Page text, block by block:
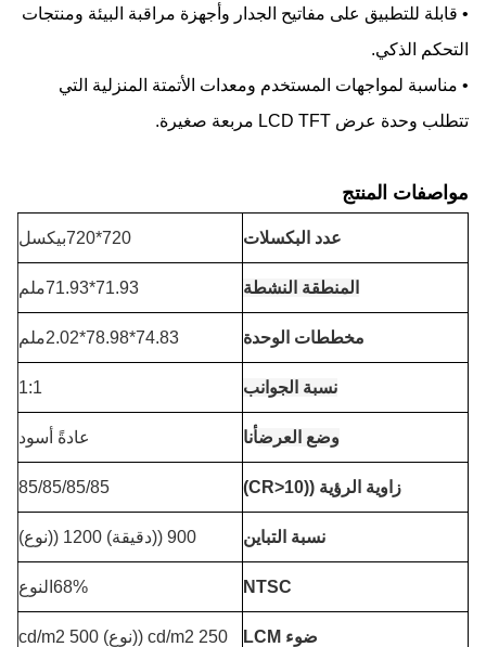
• قابلة للتطبيق على مفاتيح الجدار وأجهزة مراقبة البيئة ومنتجات
التحكم الذكي.
• مناسبة لمواجهات المستخدم ومعدات الأتمتة المنزلية التي
تتطلب وحدة عرض LCD TFT مربعة صغيرة.
مواصفات المنتج
عدد البكسلات 720*720بيكسل
المنطقة النشطة 71.93*71.93ملم
مخططات الوحدة 74.83*78.98*2.02ملم
نسبة الجوانب 1:1
وضع العرضأنا عادةً أسود
زاوية الرؤية ((CR>10) 85/85/85/85
نسبة التباين 900 ((دقيقة) 1200 ((نوع)
NTSC 68%النوع
ضوء LCM
250 cd/m2 ((نوع) 500 cd/m2